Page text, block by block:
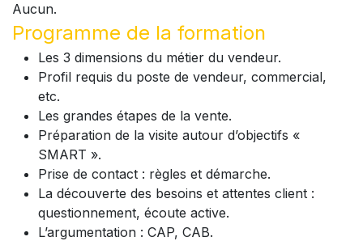
Aucun.
Programme de la formation
Les 3 dimensions du métier du vendeur.
Profil requis du poste de vendeur, commercial,
etc.
Les grandes étapes de la vente.
Préparation de la visite autour d’objectifs «
SMART ».
Prise de contact : règles et démarche.
La découverte des besoins et attentes client :
questionnement, écoute active.
L’argumentation : CAP, CAB.